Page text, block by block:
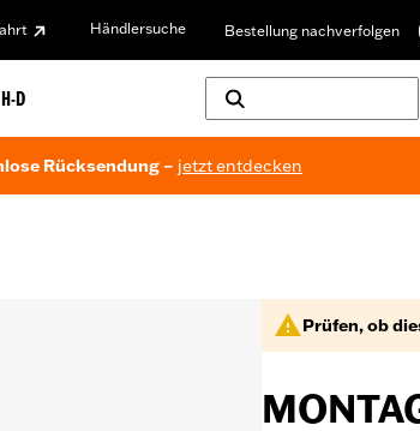
Händlersuche Bestellung nachverfolgen
D
Rücksendung – jetzt entdecken
Prüfen, ob